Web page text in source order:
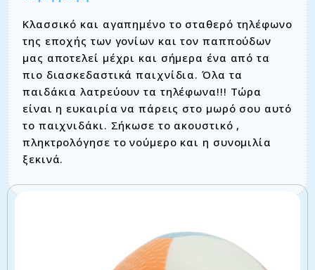
Κλασσικό και αγαπημένο το σταθερό τηλέφωνο
της εποχής των γονίων και τον παππούδων
μας αποτελεί μέχρι και σήμερα ένα από τα
πιο διασκεδαστικά παιχνίδια. Όλα τα
παιδάκια λατρεύουν τα τηλέφωνα!!! Τώρα
είναι η ευκαιρία να πάρεις στο μωρό σου αυτό
το παιχνιδάκι. Σήκωσε το ακουστικό ,
πληκτρολόγησε το νούμερο και η συνομιλία
ξεκινά.